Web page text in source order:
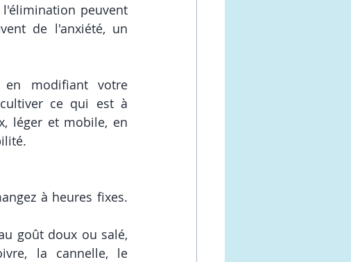
l'élimination peuvent
de l'anxiété, un
en modifiant votre
ce qui est à
léger et mobile, en
à heures fixes.
goût doux ou salé,
la cannelle, le